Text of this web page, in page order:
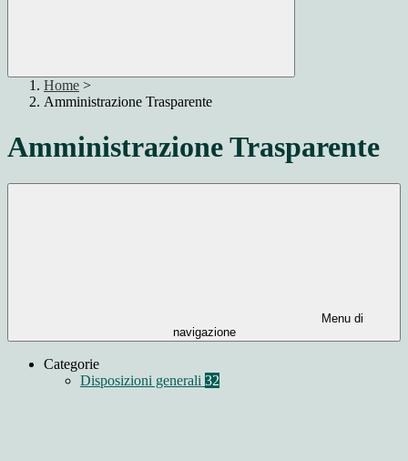
Home >
Amministrazione Trasparente
Amministrazione Trasparente
Menu di
navigazione
Categorie
Disposizioni generali 32